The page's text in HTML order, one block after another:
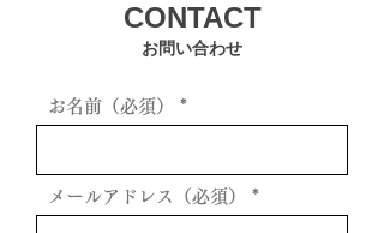
お問い合わせ
CONTACT
お名前（必須）
メールアドレス（必須）